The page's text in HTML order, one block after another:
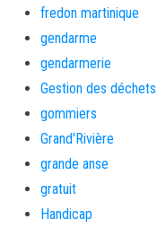
fredon martinique
gendarme
gendarmerie
Gestion des déchets
gommiers
Grand'Rivière
grande anse
gratuit
Handicap